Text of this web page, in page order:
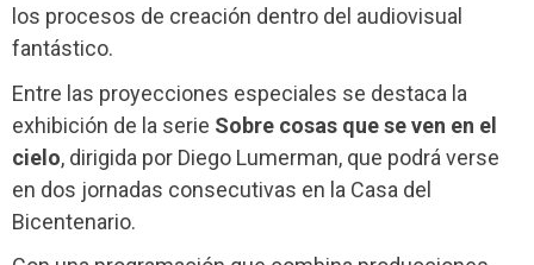
los procesos de creación dentro del audiovisual
fantástico.
Entre las proyecciones especiales se destaca la
exhibición de la serie Sobre cosas que se ven en el
cielo, dirigida por Diego Lumerman, que podrá verse
en dos jornadas consecutivas en la Casa del
Bicentenario.